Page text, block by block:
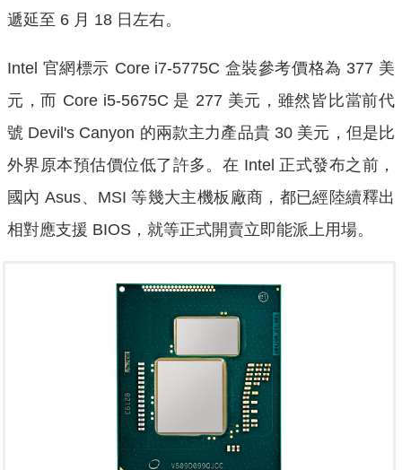
遞延至 6 月 18 日左右。
Intel 官網標示 Core i7-5775C 盒裝參考價格為 377 美
元，而 Core i5-5675C 是 277 美元，雖然皆比當前代
號 Devil's Canyon 的兩款主力產品貴 30 美元，但是比
外界原本預估價位低了許多。在 Intel 正式發布之前，
國內 Asus、MSI 等幾大主機板廠商，都已經陸續釋出
相對應支援 BIOS，就等正式開賣立即能派上用場。